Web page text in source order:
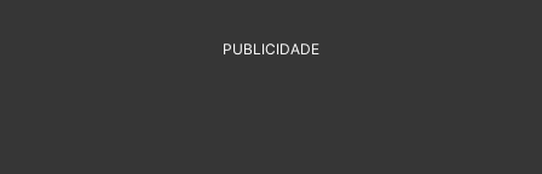
PUBLICIDADE